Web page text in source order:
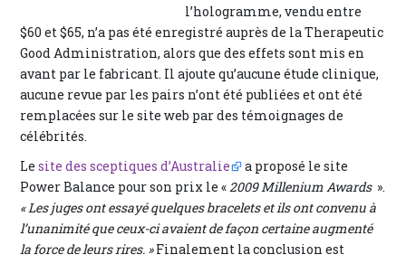
l’hologramme, vendu entre
$60 et $65, n’a pas été enregistré auprès de la Therapeutic
Good Administration, alors que des effets sont mis en
avant par le fabricant. Il ajoute qu’aucune étude clinique,
aucune revue par les pairs n’ont été publiées et ont été
remplacées sur le site web par des témoignages de
célébrités.
Lesite des sceptiques d’Australie
a proposé le site
Power Balance pour son prix le « 2009 Millenium Awards ».
« Les juges ont essayé quelques bracelets et ils ont convenu à
l’unanimité que ceux-ci avaient de façon certaine augmenté
la force de leurs rires. »Finalement la conclusion est